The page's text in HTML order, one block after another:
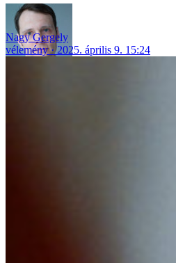
Nagy Gergely
vélemény
2025. április 9. 15:24